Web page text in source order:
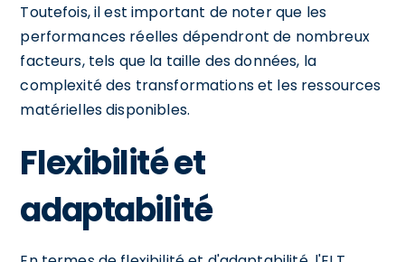
Toutefois, il est important de noter que les
performances réelles dépendront de nombreux
facteurs, tels que la taille des données, la
complexité des transformations et les ressources
matérielles disponibles.
Flexibilité et
adaptabilité